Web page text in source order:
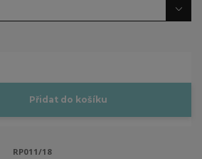
Přidat do košíku
RP011/18